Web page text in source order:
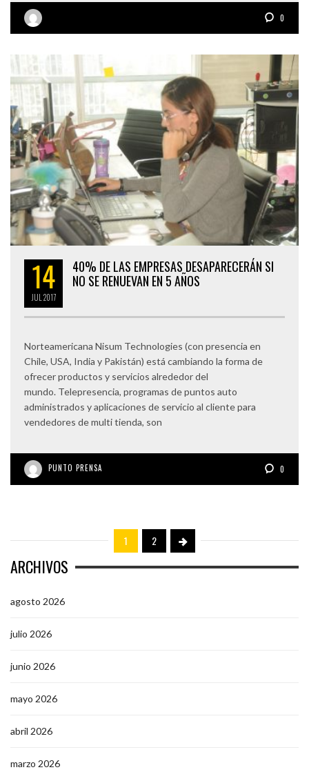
0
14
JUL2017
40% DE LAS EMPRESAS DESAPARECERÁN SI
NO SE RENUEVAN EN 5 AÑOS
Norteamericana Nisum Technologies (con presencia en
Chile, USA, India y Pakistán) está cambiando la forma de
ofrecer productos y servicios alrededor del
mundo. Telepresencia, programas de puntos auto
administrados y aplicaciones de servicio al cliente para
vendedores de multi tienda, son
PUNTO PRENSA 0
1 2
ARCHIVOS
agosto 2026
julio 2026
junio 2026
mayo 2026
abril 2026
marzo 2026